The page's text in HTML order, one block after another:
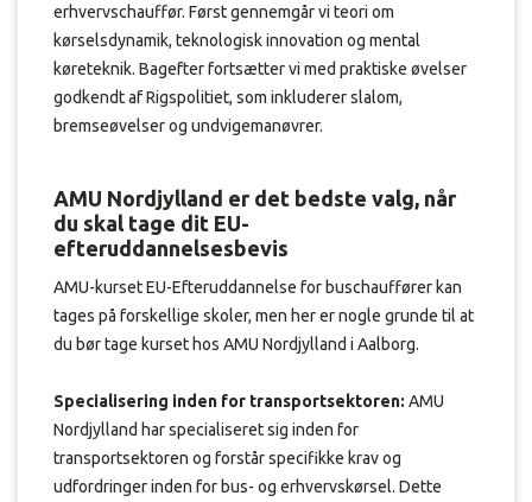
erhvervschauffør. Først gennemgår vi teori om
kørselsdynamik, teknologisk innovation og mental
køreteknik. Bagefter fortsætter vi med praktiske øvelser
godkendt af Rigspolitiet, som inkluderer slalom,
bremseøvelser og undvigemanøvrer.
AMU Nordjylland er det bedste valg, når
du skal tage dit EU-
efteruddannelsesbevis
AMU-kurset EU-Efteruddannelse for buschauffører kan
tages på forskellige skoler, men her er nogle grunde til at
du bør tage kurset hos AMU Nordjylland i Aalborg.
Specialisering inden for transportsektoren: AMU
Nordjylland har specialiseret sig inden for
transportsektoren og forstår specifikke krav og
udfordringer inden for bus- og erhvervskørsel. Dette